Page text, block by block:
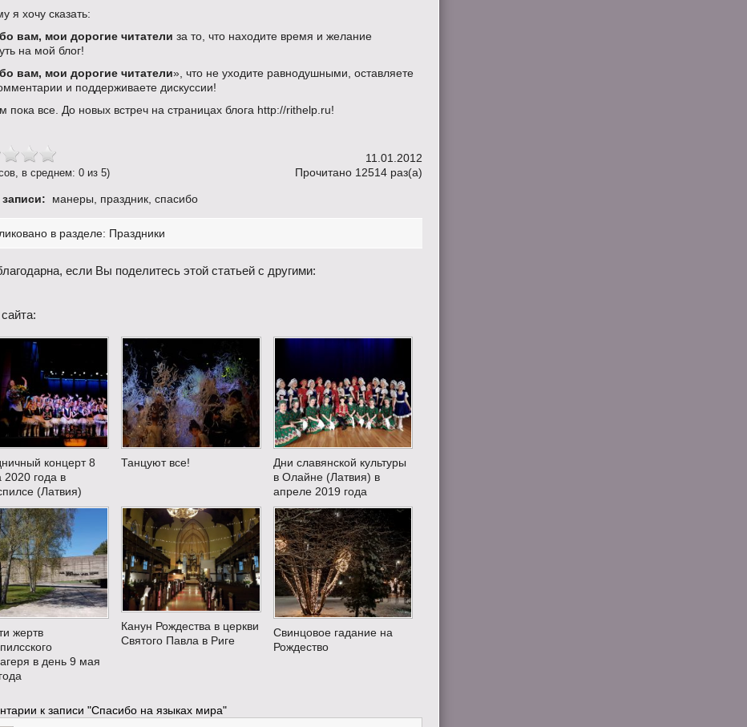
я хочу сказать:
вам, мои дорогие читатели за то, что находите время и желание
на мой блог!
вам, мои дорогие читатели», что не уходите равнодушными, оставляете
и поддерживаете дискуссии!
пока все. До новых встреч на страницах блога http://rithelp.ru!
в среднем: 0 из 5)
11.01.2012
Прочитано 12514 раз(a)
манеры праздник ,спасибо
в разделе: Праздники
если Вы поделитесь этой статьей с другими:
концерт 8
2020 года в
(Латвия)
Танцуют все!
Дни славянской культуры
в Олайне (Латвия) в
апреле 2019 года
жертв
в день 9 мая
Канун Рождества в церкви
Святого Павла в Риге
Свинцовое гадание на
Рождество
к записи"Спасибо на языках мира"